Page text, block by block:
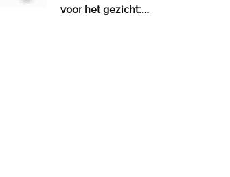
voor het gezicht: